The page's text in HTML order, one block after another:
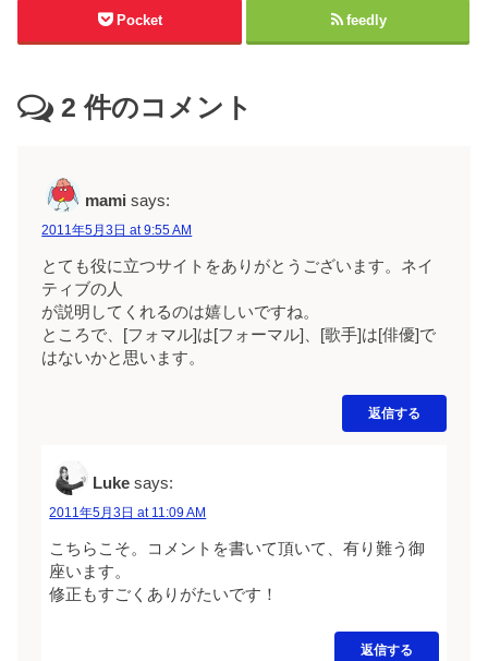
Pocket feedly
2 件のコメント
mami says:
2011年5月3日 at 9:55 AM
とても役に立つサイトをありがとうございます。ネイ
ティブの人
が説明してくれるのは嬉しいですね。
ところで、[フォマル]は[フォーマル]、[歌手]は[俳優]で
はないかと思います。
返信する
Luke says:
2011年5月3日 at 11:09 AM
こちらこそ。コメントを書いて頂いて、有り難う御
座います。
修正もすごくありがたいです！
返信する